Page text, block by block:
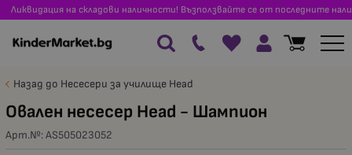
Ликвидация на складови наличности! Възползвайте се от последните
Назад до Несесери за училище Head
Овален несесер Head - Шампион
Арт.№:AS505023052